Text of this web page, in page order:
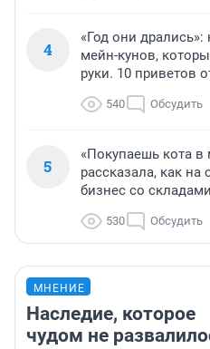
4
«Год они
мейн-кунов,
руки. 10 приветов
540 Обсудить
5
«Покупаешь кота
рассказала, как на
бизнес со
530 Обсудить
МНЕНИЕ
Наследие, которое
чудом не